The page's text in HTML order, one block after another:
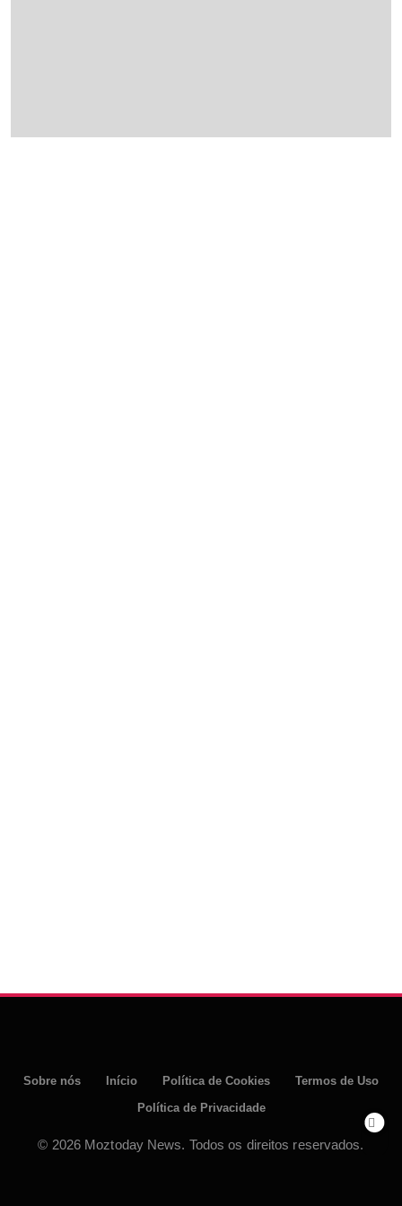
Sobre nós Início Política de Cookies
Termos de Uso
Política de Privacidade
© 2026 Moztoday News. Todos os direitos reservados.